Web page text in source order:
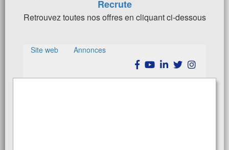
Recrute
Retrouvez toutes nos offres en cliquant ci-dessous
Site web Annonces